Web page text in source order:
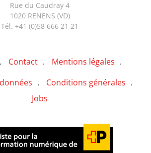
Rue du Caudray 4
1020 RENENS (VD)
Tél. +41 (0)58 666 21 21
Contact
Mentions légales
Conditions générales
Jobs